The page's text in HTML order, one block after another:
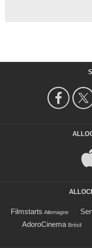
Filmstarts Allemagne
AdoroCinema Brésil